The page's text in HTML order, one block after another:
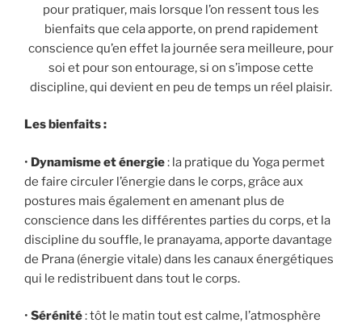
pour pratiquer, mais lorsque l’on ressent tous les
bienfaits que cela apporte, on prend rapidement
conscience qu’en effet la journée sera meilleure, pour
soi et pour son entourage, si on s’impose cette
discipline, qui devient en peu de temps un réel plaisir.
Les bienfaits :
• Dynamisme et énergie: la pratique du Yoga permet
de faire circuler l’énergie dans le corps, grâce aux
postures mais également en amenant plus de
conscience dans les différentes parties du corps, et la
discipline du souffle, le pranayama, apporte davantage
de Prana (énergie vitale) dans les canaux énergétiques
qui le redistribuent dans tout le corps.
• Sérénité: tôt le matin tout est calme, l’atmosphère